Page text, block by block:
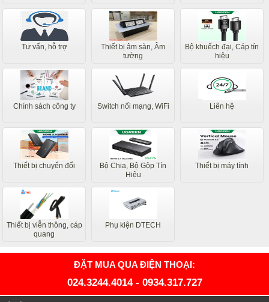
Tư vấn, hỗ trợ
Thiết bị âm sàn, Âm
tường
Bộ khuếch đại, Cáp tín
hiệu
Chính sách công ty Switch nối mạng, WiFi Liên hệ
Thiết bị chuyển đổi
Bộ Chia, Bộ Gộp Tín
Hiệu
Thiết bị máy tính
Thiết bị viễn thông, cáp
quang
Phụ kiện DTECH
ĐẶT MUA QUA ĐIỆN THOẠI:
024.3244.4014- 0934.317.727